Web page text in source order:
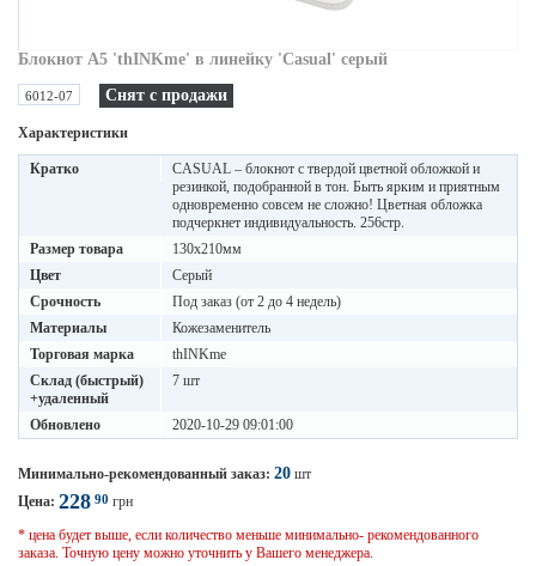
Блокнот A5 'thINKme' в линейку 'Casual' серый
6012-07 Снят с продажи
Характеристики
Кратко
CASUAL – блокнот с твердой цветной обложкой и
резинкой, подобранной в тон. Быть ярким и приятным
одновременно совсем не сложно! Цветная обложка
подчеркнет индивидуальность. 256стр.
Размер товара
130х210мм
Цвет
Серый
Срочность
Под заказ (от 2 до 4 недель)
Материалы
Кожезаменитель
Торговая марка
thINKme
Склад (быстрый)
+удаленный
7 шт
Обновлено 2020-10-29 09:01:00
Минимально-рекомендованный заказ: 20 шт
Цена: 228 90 грн
* цена будет выше, если количество меньше минимально- рекомендованного
заказа. Точную цену можно уточнить у Вашего менеджера.